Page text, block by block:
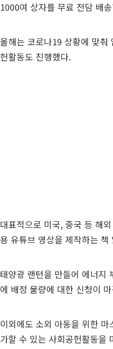
1000여 상자를 무료 전담 배
올해는 코로나19 상황에 맞춰
헌활동도 진행했다.
대표적으로 미국, 중국 등 해
용 유튜브 영상을 제작하는
태양광 랜턴을 만들어 에너지
에 배정 물량에 대한 신청이
이외에도 소외 아동을 위한
가할 수 있는 사회공헌활동을